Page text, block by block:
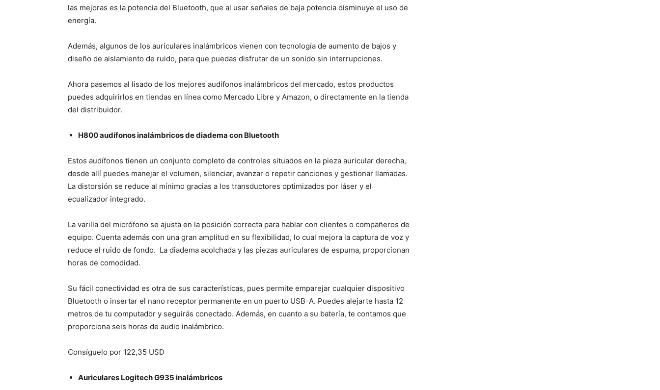
las mejoras es la potencia del Bluetooth, que al usar señales de baja potencia disminuye el uso de
energía.
Además, algunos de los auriculares inalámbricos vienen con tecnología de aumento de bajos y
diseño de aislamiento de ruido, para que puedas disfrutar de un sonido sin interrupciones.
Ahora pasemos al lisado de los mejores audífonos inalámbricos del mercado, estos productos
puedes adquirirlos en tiendas en línea como Mercado Libre y Amazon, o directamente en la tienda
del distribuidor.
H800 audífonos inalámbricos de diadema con Bluetooth
Estos audífonos tienen un conjunto completo de controles situados en la pieza auricular derecha,
desde allí puedes manejar el volumen, silenciar, avanzar o repetir canciones y gestionar llamadas.
La distorsión se reduce al mínimo gracias a los transductores optimizados por láser y el
ecualizador integrado.
La varilla del micrófono se ajusta en la posición correcta para hablar con clientes o compañeros de
equipo. Cuenta además con una gran amplitud en su flexibilidad, lo cual mejora la captura de voz y
reduce el ruido de fondo. La diadema acolchada y las piezas auriculares de espuma, proporcionan
horas de comodidad.
Su fácil conectividad es otra de sus características, pues permite emparejar cualquier dispositivo
Bluetooth o insertar el nano receptor permanente en un puerto USB-A. Puedes alejarte hasta 12
metros de tu computador y seguirás conectado. Además, en cuanto a su batería, te contamos que
proporciona seis horas de audio inalámbrico.
Consíguelo por 122,35 USD
Auriculares Logitech G935 inalámbricos